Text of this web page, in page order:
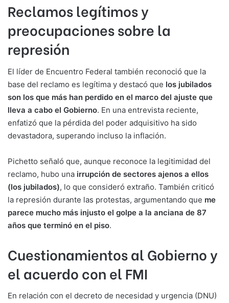
Reclamos legítimos y
preocupaciones sobre la
represión
El líder de Encuentro Federal también reconoció que la
base del reclamo es legítima y destacó que los jubilados
son los que más han perdido en el marco del ajuste que
lleva a cabo el Gobierno. En una entrevista reciente,
enfatizó que la pérdida del poder adquisitivo ha sido
devastadora, superando incluso la inflación.
Pichetto señaló que, aunque reconoce la legitimidad del
reclamo, hubo una irrupción de sectores ajenos a ellos
(los jubilados), lo que consideró extraño. También criticó
la represión durante las protestas, argumentando que me
parece mucho más injusto el golpe a la anciana de 87
años que terminó en el piso.
Cuestionamientos al Gobierno y
el acuerdo con el FMI
En relación con el decreto de necesidad y urgencia (DNU)